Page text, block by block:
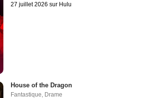
27 juillet 2026 sur Hulu
House of the Dragon
Fantastique Drame